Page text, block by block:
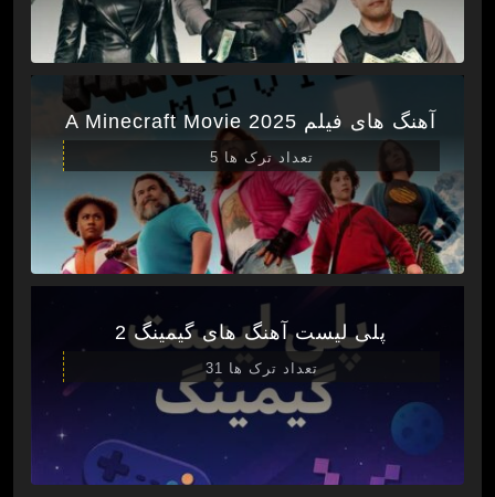
آهنگ های فیلم A Minecraft Movie 2025
تعداد ترک ها 5
پلی لیست آهنگ های گیمینگ 2
تعداد ترک ها 31